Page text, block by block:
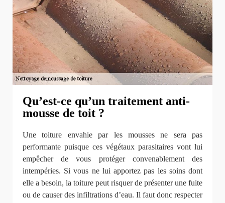
Qu’est-ce qu’un traitement anti-
mousse de toit ?
Une toiture envahie par les mousses ne sera pas
performante puisque ces végétaux parasitaires vont lui
empêcher de vous protéger convenablement des
intempéries. Si vous ne lui apportez pas les soins dont
elle a besoin, la toiture peut risquer de présenter une fuite
ou de causer des infiltrations d’eau. Il faut donc respecter